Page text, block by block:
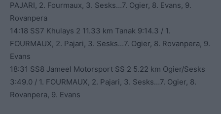
PAJARI, 2. Fourmaux, 3. Sesks…7. Ogier, 8. Evans, 9.
Rovanpera
14:18 SS7 Khulays 2 11.33 km Tanak 9:14.3 / 1.
FOURMAUX, 2. Pajari, 3. Sesks…7. Ogier, 8. Rovanpera, 9.
Evans
18:31 SS8 Jameel Motorsport SS 2 5.22 km Ogier/Sesks
3:49.0 / 1. FOURMAUX, 2. Pajari, 3. Sesks…7. Ogier, 8.
Rovanpera, 9. Evans